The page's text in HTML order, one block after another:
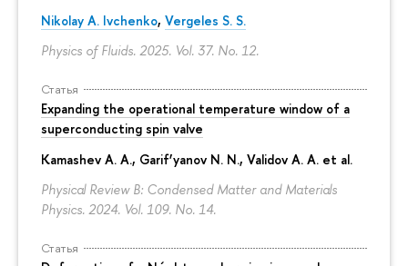
Nikolay A. Ivchenko, Vergeles S. S.
Physics of Fluids. 2025. Vol. 37. No. 12.
Статья
Expanding the operational temperature window of a
superconducting spin valve
Kamashev A. A., Garif’yanov N. N., Validov A. A. et al.
Physical Review B: Condensed Matter and Materials
Physics. 2024. Vol. 109. No. 14.
Статья